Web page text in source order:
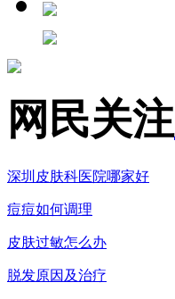
网民关注
深圳皮肤科医院哪家好
痘痘如何调理
皮肤过敏怎么办
脱发原因及治疗